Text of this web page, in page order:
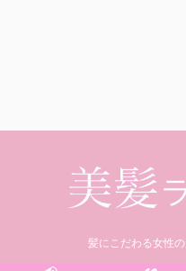
髪にこだわる女性